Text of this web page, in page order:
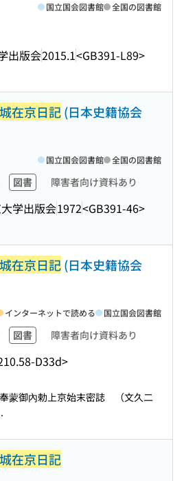
出版会2015.1<GB391-L89>
国立国会図書館 全国の図書館
在京日記(日本史籍協会
図書 障害者向け資料あり
学出版会1972<GB391-46>
国立国会図書館 全国の図書館
在京日記(日本史籍協会
図書 障害者向け資料あり
D33d>
インターネットで読める 国立国会図書館
蒙御內勅上京始末密誌 （文久二
在京日記